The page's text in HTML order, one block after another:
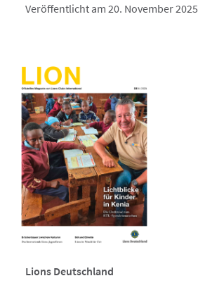
Veröffentlicht am 20. November 2025
Lions Deutschland